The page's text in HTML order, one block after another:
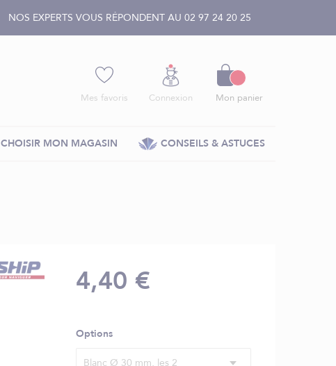
NOS EXPERTS VOUS RÉPONDENT AU 02 97 24 20 25
Mes favoris Connexion Mon panier
CONSEILS & ASTUCES
CHOISIR MON MAGASIN
4,40 €
Options
Blanc Ø 30 mm, les 2